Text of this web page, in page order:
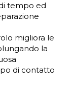
tempo ed
migliora le
la
di contatto